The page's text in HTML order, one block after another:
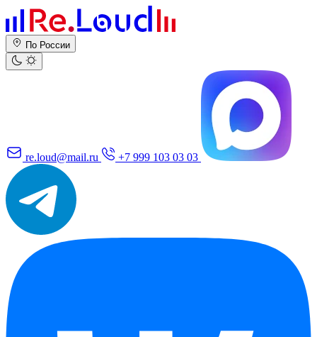
По России
re.loud@mail.ru +7 999 103 03 03